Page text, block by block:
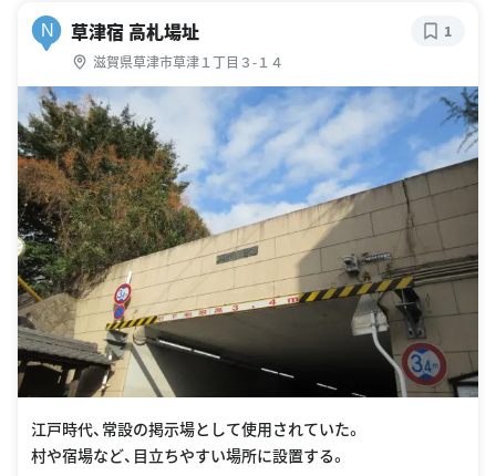
N 草津宿 高札場址
滋賀県草津市草津１丁目３-１４
1
江戸時代、常設の掲示場として使用されていた。
村や宿場など、目立ちやすい場所に設置する。